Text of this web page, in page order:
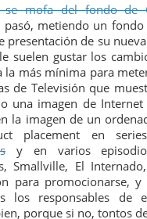
se mofa del fondo de
pasó, metiendo un
presentación de su
suelen gustar los
la más mínima para
de Televisión que
una imagen de Internet
la imagen de un
placement en
y en varios
Smallville, El
para promocionarse,
los responsables de
porque si no, tontos